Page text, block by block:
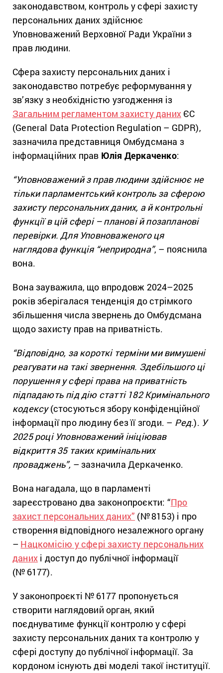
законодавством, контроль у сфері захисту
персональних даних здійснює
Уповноважений Верховної Ради України з
прав людини.
Сфера захисту персональних даних і
законодавство потребує реформування у
зв’язку з необхідністю узгодження із
Загальним регламентом захисту даних ЄС
(General Data Protection Regulation – GDPR),
зазначила представниця Омбудсмана з
інформаційних прав Юлія Деркаченко:
“Уповноважений з прав людини здійснює не
тільки парламентський контроль за сферою
захисту персональних даних, а й контрольні
функції в цій сфері – планові й позапланові
перевірки. Для Уповноваженого ця
наглядова функція “неприродна”, – пояснила
вона.
Вона зауважила, що впродовж 2024–2025
років зберігалася тенденція до стрімкого
збільшення числа звернень до Омбудсмана
щодо захисту прав на приватність.
“Відповідно, за короткі терміни ми вимушені
реагувати на такі звернення. Здебільшого ці
порушення у сфері права на приватність
підпадають під дію статті 182 Кримінального
кодексу(стосуються збору конфіденційної
інформації про людину без її згоди. – Ред.). У
2025 році Уповноважений ініціював
відкриття 35 такихкримінальних
проваджень”, – зазначила Деркаченко.
Вона нагадала, що в парламенті
зареєстровано два законопроєкти: “Про
захист персональних даних” (№8153) і про
створення відповідного незалежного органу
– Нацкомісію у сфері захисту персональних
даних і доступ до публічної інформації
(№ 6177).
У законопроєкті № 6177 пропонується
створити наглядовий орган, який
поєднуватиме функції контролю у сфері
захисту персональних даних та контролю у
сфері доступу до публічної інформації. За
кордоном існують дві моделі такої інституції.